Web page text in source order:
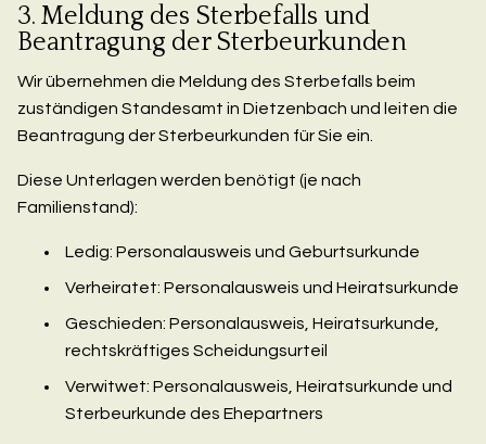
3. Meldung des Sterbefalls und
Beantragung der Sterbeurkunden
Wir übernehmen die Meldung des Sterbefalls beim
zuständigen Standesamt in Dietzenbach und leiten die
Beantragung der Sterbeurkunden für Sie ein.
Diese Unterlagen werden benötigt (je nach
Familienstand):
Ledig: Personalausweis und Geburtsurkunde
Verheiratet: Personalausweis und Heiratsurkunde
Geschieden: Personalausweis, Heiratsurkunde,
rechtskräftiges Scheidungsurteil
Verwitwet: Personalausweis, Heiratsurkunde und
Sterbeurkunde des Ehepartners